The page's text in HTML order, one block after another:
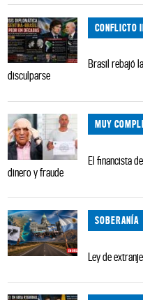
CONFLICTO
Brasil rebajó
disculparse
MUY
El financista
dinero y fraude
SOBERANÍA
Ley de